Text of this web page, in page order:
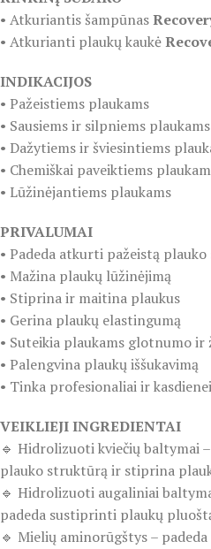
• Atkuriantis šampūnas
• Atkurianti plaukų kaukė
INDIKACIJOS
• Pažeistiems plaukams
• Sausiems ir silpniems plaukams
• Dažytiems ir šviesintiems
• Chemiškai paveiktiems
• Lūžinėjantiems plaukams
PRIVALUMAI
• Padeda atkurti pažeistą
• Mažina plaukų lūžinėjimą
• Stiprina ir maitina plaukus
• Gerina plaukų elastingumą
• Suteikia plaukams glotnumo ir
• Palengvina plaukų iššukavimą
• Tinka profesionaliai ir
VEIKLIEJI INGREDIENTAI
🔹 Hidrolizuoti kviečių baltymai
plauko struktūrą ir stiprina
🔹 Hidrolizuoti augaliniai
padeda sustiprinti plaukų
🔹 Mielių aminorūgštys –